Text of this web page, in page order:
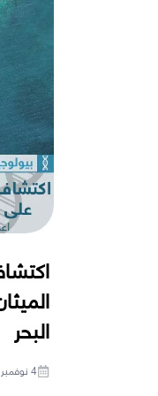
البحر
4 نوفمبر ، 2015